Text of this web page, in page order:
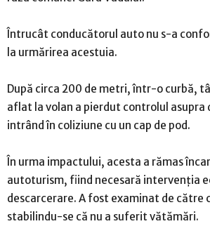
Întrucât conducătorul auto nu s-a
la urmărirea acestuia.
După circa 200 de metri, într-o curbă,
aflat la volan a pierdut controlul asupra
intrând în coliziune cu un cap de pod.
În urma impactului, acesta a rămas
autoturism, fiind necesară intervenția
descarcerare. A fost examinat de către
stabilindu-se că nu a suferit vătămări.